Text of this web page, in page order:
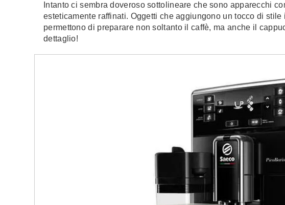
Intanto ci sembra doveroso sottolineare che sono apparecchi
esteticamente raffinati. Oggetti che aggiungono un tocco di
permettono di preparare non soltanto il caffè, ma anche il
dettaglio!